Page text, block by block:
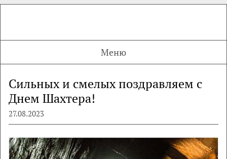
Меню
Сильных и смелых поздравляем с
Днем Шахтера!
27.08.2023